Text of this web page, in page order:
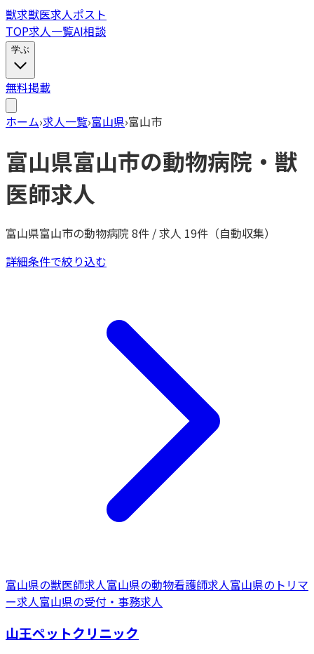
獣求獣医求人ポスト
TOP求人一覧AI相談
学ぶ
無料掲載
ホーム›求人一覧›富山県›富山市
富山県富山市の動物病院・獣
医師求人
富山県富山市の動物病院 8件 / 求人 19件（自動収集）
詳細条件で絞り込む
富山県の獣医師求人富山県の動物看護師求人富山県の トリマ
ー求人富山県の受付・事務求人
山王ペットクリニック